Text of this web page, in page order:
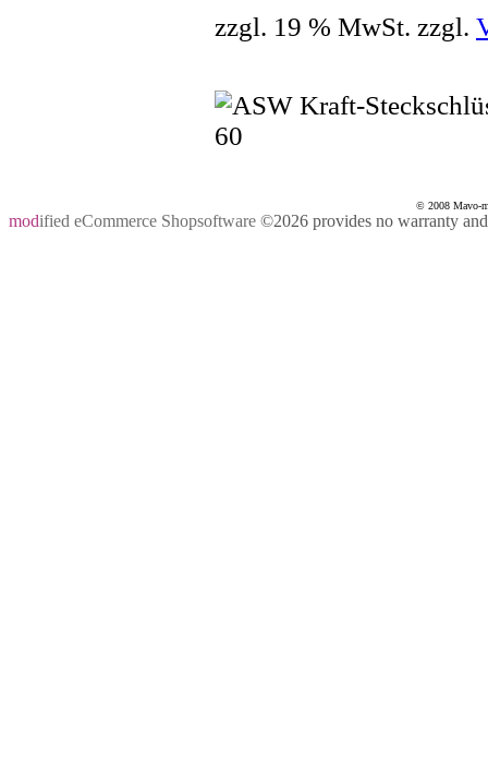
zzgl. 19 % MwSt. zzgl.
© 2008 Mavo-
modified eCommerce Shopsoftware ©2026 provides no warranty